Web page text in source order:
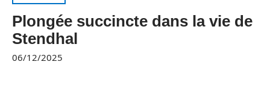
Plongée succincte dans la vie de
Stendhal
06/12/2025